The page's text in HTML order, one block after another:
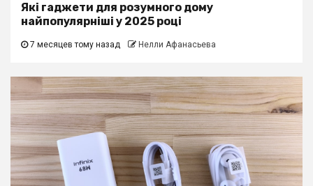
Які гаджети для розумного дому
найпопулярніші у 2025 році
7 месяцев тому назад Нелли Афанасьева